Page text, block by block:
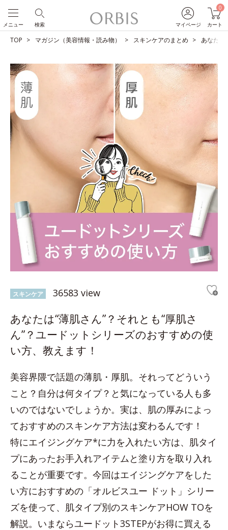
マイページ
0
カート
検索
メニュー
TOP マガジン（美容情報・読み物） スキンケアのまとめ あなたは
スキンケア 36583 view
あなたは“薄肌さん”？それとも“厚肌さ
ん”？ユードットシリーズのおすすめの使
い方、教えます！
美容界隈で話題の薄肌・厚肌。それってどういう
こと？自分は何タイプ？と気になっている人も多
いのではないでしょうか。実は、肌の厚みによっ
ておすすめのスキンケア方法は変わるんです！
特にエイジングケア*に力を入れたい方は、肌タイ
プにあったお手入れアイテムと塗り方を取り入れ
ることが重要です。今回はエイジングケアをした
い方におすすめの「オルビスユー ドット」シリー
ズを使って、肌タイプ別のスキンケアHOW TOを
解説。いまならユードット3STEPがお得に買える